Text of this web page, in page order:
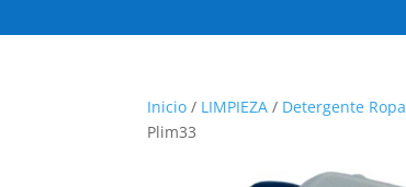
Inicio / LIMPIEZA / Detergente Ropa
Plim33